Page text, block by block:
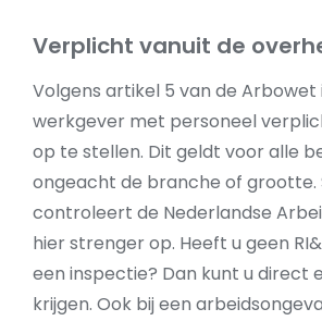
Verplicht vanuit de
Volgens artikel 5 van de Arbowet
werkgever met personeel
op te stellen. Dit geldt voor alle
ongeacht de branche of grootte.
controleert de Nederlandse
hier strenger op. Heeft u geen
een inspectie? Dan kunt u direct
krijgen. Ook bij een